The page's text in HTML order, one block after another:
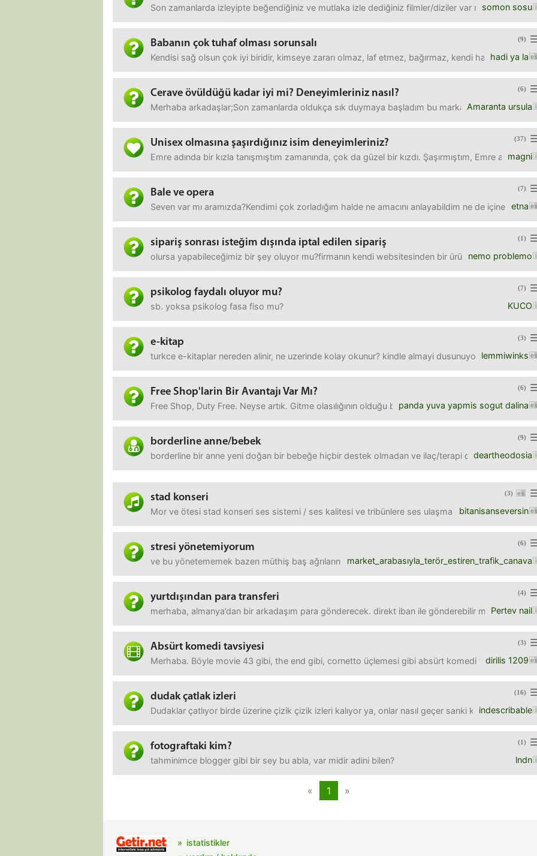
somon sosu
Son zamanlarda izleyipte beğendiğiniz ve mutlaka izle dediğiniz filmler/diziler var mı?
(9)
Babanın çok tuhaf olması sorunsalı
hadi ya la
Kendisi sağ olsun çok iyi biridir, kimseye zararı olmaz, laf etmez, bağırmaz, kendi halinde
(6)
Cerave övüldüğü kadar iyi mi? Deneyimleriniz nasıl?
Amaranta ursula
Merhaba arkadaşlar;Son zamanlarda oldukça sık duymaya başladım bu markayı. Burada da
(37)
Unisex olmasına şaşırdığınız isim deneyimleriniz?
magni
Emre adında bir kızla tanışmıştım zamanında, çok da güzel bir kızdı. Şaşırmıştım, Emre
(7)
Bale ve opera
etna
Seven var mı aramızda?Kendimi çok zorladığım halde ne amacını anlayabildim ne de içine
(1)
sipariş sonrası isteğim dışında iptal edilen sipariş
nemo problemo
olursa yapabileceğimiz bir şey oluyor mu?firmanın kendi websitesinden bir ürün alıyorsun.
(7)
psikolog faydalı oluyor mu?
KUCO
sb. yoksa psikolog fasa fiso mu?
(3)
e-kitap
lemmiwinks
turkce e-kitaplar nereden alinir, ne uzerinde kolay okunur? kindle almayi dusunuyorum ama
(6)
Free Shop'larin Bir Avantajı Var Mı?
panda yuva yapmis sogut dalina
Free Shop, Duty Free. Neyse artık. Gitme olasılığının olduğu bir ülkeninkine baktım ve
(9)
borderline anne/bebek
deartheodosia
borderline bir anne yeni doğan bir bebeğe hiçbir destek olmadan ve ilaç/terapi desteği de
(3)
stad konseri
bitanisanseversin
Mor ve ötesi stad konseri ses sistemi / ses kalitesi ve tribünlere ses ulaşmaması yüzünden
(6)
stresi yönetemiyorum
market_arabasıyla_terör_estiren_trafik_canava
ve bu yönetememek bazen müthiş baş ağrılarına sebep oluyor.en sakin olabileceğim anlar da
(4)
yurtdışından para transferi
Pertev nail
merhaba, almanya’dan bir arkadaşım para gönderecek. direkt iban ile gönderebilir mi? bir de
(3)
Absürt komedi tavsiyesi
dirilis 1209
Merhaba. Böyle movie 43 gibi, the end gibi, cornetto üçlemesi gibi absürt komedi filmi
(16)
dudak çatlak izleri
indescribable
Dudaklar çatlıyor birde üzerine çizik çizik izleri kalıyor ya, onlar nasıl geçer sanki kırışık gibi
(1)
fotograftaki kim?
lndn
tahminimce blogger gibi bir sey bu abla, var midir adini bilen?
« 1 »
istatistikler